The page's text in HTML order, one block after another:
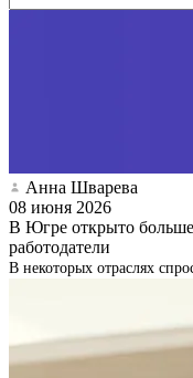
Анна Шварева
08 июня 2026
В Югре открыто
работодатели
В некоторых отраслях